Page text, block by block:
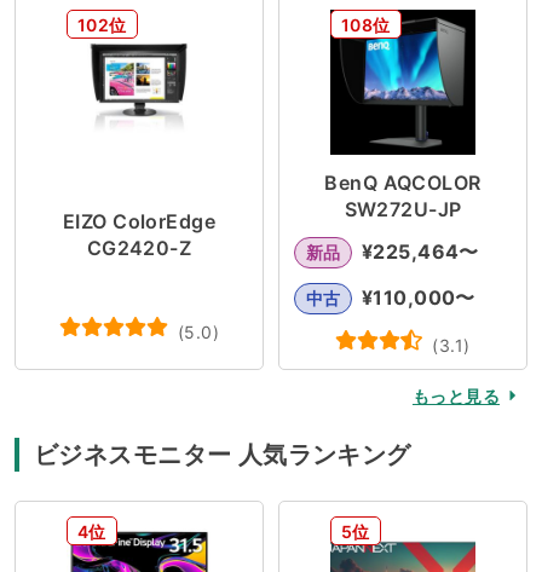
102位
EIZO ColorEdge
CG2420-Z
(5.0)
108位
BenQ AQCOLOR
SW272U-JP
新品 ¥225,464〜
中古 ¥110,000〜
(3.1)
もっと見る
ビジネスモニター 人気ランキング
4位 5位